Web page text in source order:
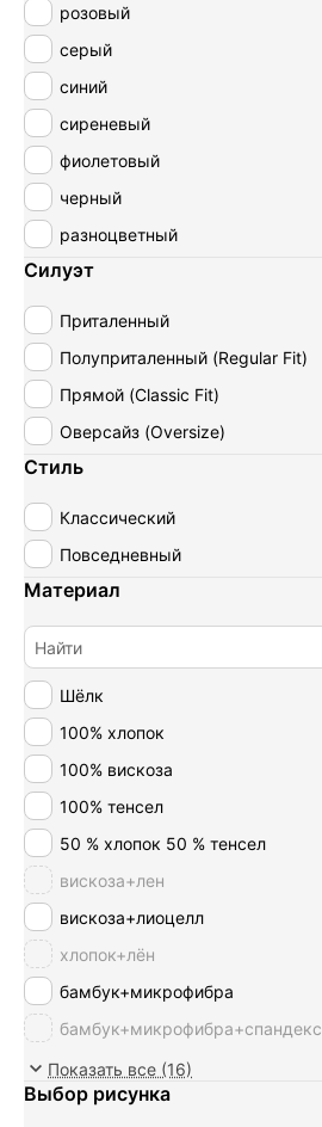
розовый
серый
синий
сиреневый
фиолетовый
черный
разноцветный
Силуэт
Приталенный
Полуприталенный (Regular Fit)
Прямой (Classic Fit)
Оверсайз (Oversize)
Стиль
Классический
Повседневный
Материал
Шёлк
100% хлопок
100% вискоза
100% тенсел
50 % хлопок 50 % тенсел
вискоза+лен
вискоза+лиоцелл
хлопок+лён
бамбук+микрофибра
бамбук+микрофибра+спандекс
хлопок+эластан
хлопок+полиэстер
Показать все (16)
Выбор рисунка